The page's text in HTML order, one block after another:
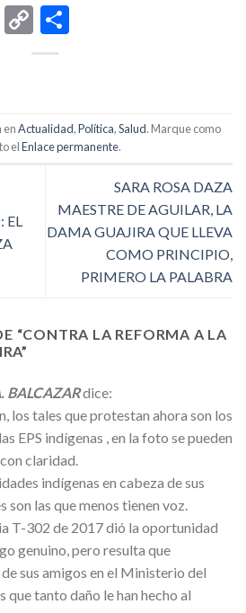
WhatsApp
Copy
Link
enActualidad,Política,Salud. Marque como
elEnlace permanente.
SARA ROSA DAZA
MAESTRE DE AGUILAR, LA
DAMA GUAJIRA QUE LLEVA
COMO PRINCIPIO,
PRIMERO LA PALABRA
“CONTRA LA REFORMA A LA
”
BALCAZARdice:
los tales que protestan ahora son los
EPS indígenas , en la foto se pueden
claridad.
indígenas en cabeza de sus
son las que menos tienen voz.
T-302 de 2017 dió la oportunidad
genuino, pero resulta que
sus amigos en el Ministerio del
que tanto daño le han hecho al